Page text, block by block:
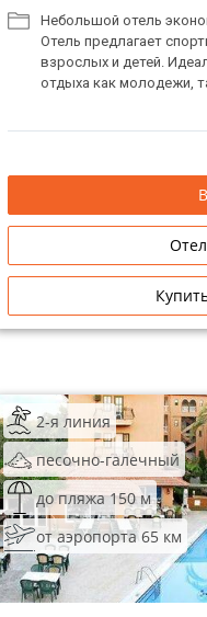
Небольшой отель
Отель предлагает
взрослых и детей.
отдыха как молодежи,
2-я линия
песочно-галечный
до пляжа 150 м
от аэропорта 65 км